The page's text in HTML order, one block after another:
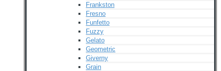
Frankston
Fresno
Funfetto
Fuzzy
Gelato
Geometric
Giverny
Grain